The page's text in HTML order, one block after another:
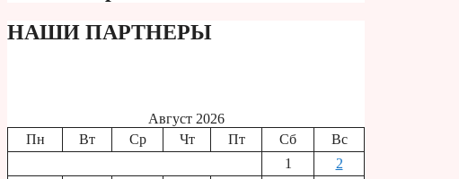
НАШИ ПАРТНЕРЫ
Август 2026
Пн
Вт Ср Чт Пт Сб
Вс
1
2